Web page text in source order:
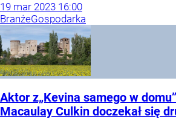
19 mar 2023 16:00
BranżeGospodarka
Aktor z„Kevina samego w
Macaulay Culkin doczekał się